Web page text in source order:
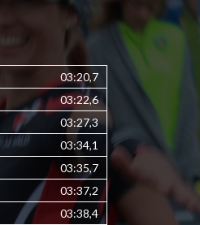
03:20,7
03:22,6
03:27,3
03:34,1
03:35,7
03:37,2
03:38,4